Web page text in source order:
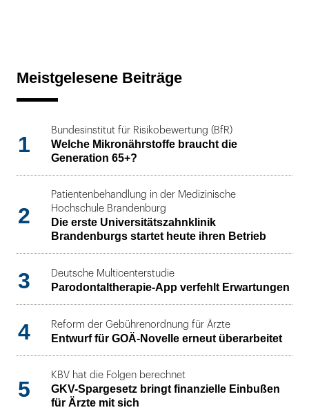
Meistgelesene Beiträge
1
Bundesinstitut für Risikobewertung (BfR)
Welche Mikronährstoffe braucht die
Generation 65+?
2
Patientenbehandlung in der Medizinische
Hochschule Brandenburg
Die erste Universitätszahnklinik
Brandenburgs startet heute ihren Betrieb
3 Deutsche Multicenterstudie
Parodontaltherapie-App verfehlt Erwartungen
4 Reform der Gebührenordnung für Ärzte
Entwurf für GOÄ-Novelle erneut überarbeitet
5
KBV hat die Folgen berechnet
GKV-Spargesetz bringt finanzielle Einbußen
für Ärzte mit sich